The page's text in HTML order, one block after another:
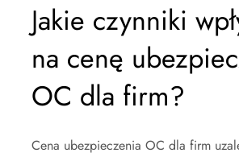
Jakie czynniki
na cenę
OC dla firm?
Cena ubezpieczenia OC dla firm